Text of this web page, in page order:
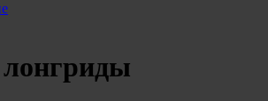
лонгриды